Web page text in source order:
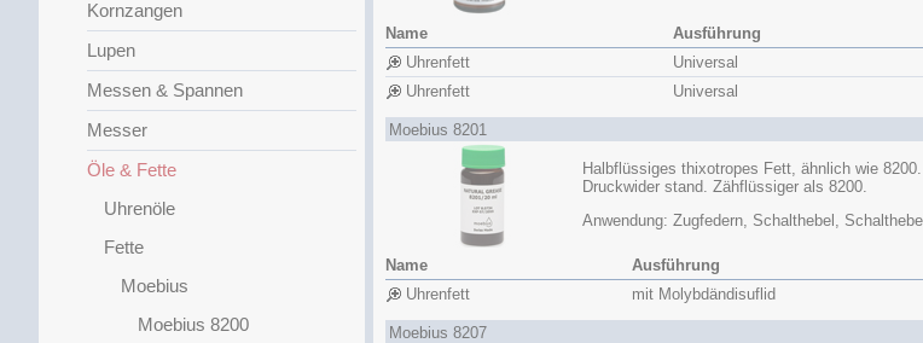
Kornzangen
Lupen
Messen & Spannen
Messer
Öle & Fette
Uhrenöle
Fette
Moebius
Moebius 8200
Name Ausführung
Uhrenfett
Universal
Uhrenfett
Universal
Moebius 8201
Halbflüssiges thixotropes Fett, ähnlich wie
Druckwider stand. Zähflüssiger als 8200.
Anwendung: Zugfedern, Schalthebel,
Name Ausführung
Uhrenfett
mit Molybdändisuflid
Moebius 8207